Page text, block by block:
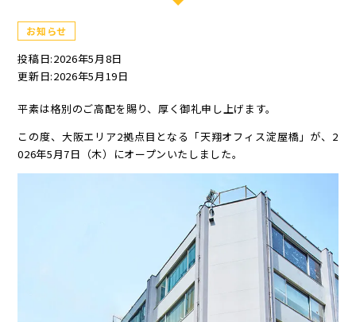
お知らせ
投稿日:2026年5月8日
更新日:2026年5月19日
平素は格別のご高配を賜り、厚く御礼申し上げます。
この度、大阪エリア2拠点目となる「天翔オフィス淀屋橋」が、2
026年5月7日（木）にオープンいたしました。